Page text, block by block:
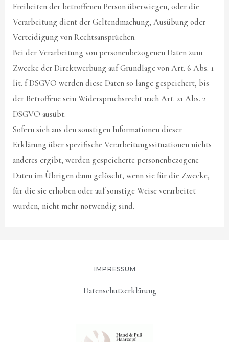
Freiheiten der betroffenen Person überwiegen, oder die
Verarbeitung dient der Geltendmachung, Ausübung oder
Verteidigung von Rechtsansprüchen.
Bei der Verarbeitung von personenbezogenen Daten zum
Zwecke der Direktwerbung auf Grundlage von Art. 6 Abs. 1
lit. f DSGVO werden diese Daten so lange gespeichert, bis
der Betroffene sein Widerspruchsrecht nach Art. 21 Abs. 2
DSGVO ausübt.
Sofern sich aus den sonstigen Informationen dieser
Erklärung über spezifische Verarbeitungssituationen nichts
anderes ergibt, werden gespeicherte personenbezogene
Daten im Übrigen dann gelöscht, wenn sie für die Zwecke,
für die sie erhoben oder auf sonstige Weise verarbeitet
wurden, nicht mehr notwendig sind.
IMPRESSUM
Datenschutzerklärung